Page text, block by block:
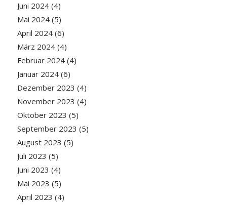
Juni 2024(4)
Mai 2024(5)
April 2024(6)
März 2024(4)
Februar 2024(4)
Januar 2024(6)
Dezember 2023 (4)
November 2023 (4)
Oktober 2023 (5)
September 2023 (5)
August 2023 (5)
Juli 2023 (5)
Juni 2023 (4)
Mai 2023 (5)
April 2023 (4)